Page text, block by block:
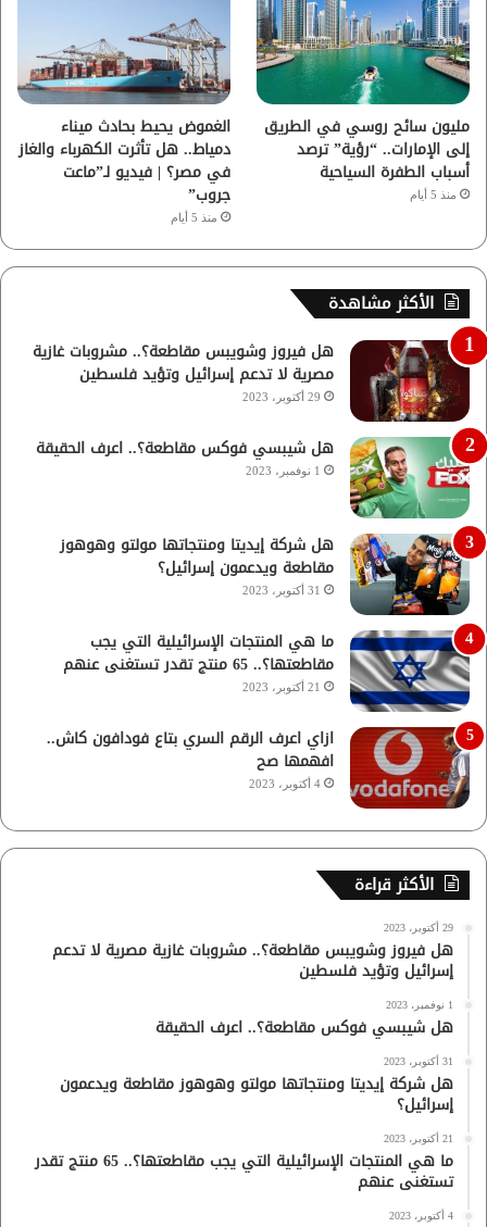
مليون سائح روسي في الطريق
إلى الإمارات.. “رؤية” ترصد
أسباب الطفرة السياحية
منذ 5 أيام
الغموض يحيط بحادث ميناء
دمياط.. هل تأثرت الكهرباء والغاز
في مصر؟ | فيديو لـ”ماعت
جروب”
منذ 5 أيام
الأكثر مشاهدة
هل فيروز وشويبس مقاطعة؟.. مشروبات غازية
مصرية لا تدعم إسرائيل وتؤيد فلسطين
29 أكتوبر، 2023
هل شيبسي فوكس مقاطعة؟.. اعرف الحقيقة
1 نوفمبر، 2023
هل شركة إيديتا ومنتجاتها مولتو وهوهوز
مقاطعة ويدعمون إسرائيل؟
31 أكتوبر، 2023
ما هي المنتجات الإسرائيلية التي يجب
مقاطعتها؟.. 65 منتج تقدر تستغنى عنهم
21 أكتوبر، 2023
ازاي اعرف الرقم السري بتاع فودافون كاش..
افهمها صح
4 أكتوبر، 2023
الأكثر قراءة
29 أكتوبر، 2023
هل فيروز وشويبس مقاطعة؟.. مشروبات غازية مصرية لا تدعم
إسرائيل وتؤيد فلسطين
1 نوفمبر، 2023
هل شيبسي فوكس مقاطعة؟.. اعرف الحقيقة
31 أكتوبر، 2023
هل شركة إيديتا ومنتجاتها مولتو وهوهوز مقاطعة ويدعمون
إسرائيل؟
21 أكتوبر، 2023
ما هي المنتجات الإسرائيلية التي يجب مقاطعتها؟.. 65 منتج تقدر
تستغنى عنهم
4 أكتوبر، 2023